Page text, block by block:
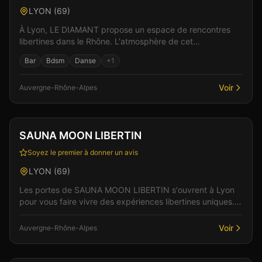
LYON (69)
À Lyon, LE DIAMANT propose un espace de rencontres
libertines dans le Rhône. L'atmosphère de cet
moments...
Bar Bdsm Danse +1
Auvergne-Rhône-Alpes Voir
Club Sauna
SAUNA MOON LIBERTIN
Soyez le premier à donner un avis
LYON (69)
Les portes de SAUNA MOON LIBERTIN s'ouvrent à Lyon
pour vous faire vivre des expériences libertines uniques.
Auvergne-Rhône-Alpes Voir
Club